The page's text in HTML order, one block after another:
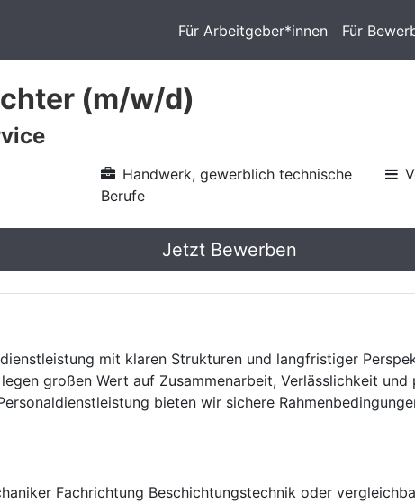
Für Arbeitgeber*innen Für
(m/w/d)
Handwerk, gewerblich technische
Berufe
Jetzt Bewerben
mit klaren Strukturen und langfristiger
großen Wert auf Zusammenarbeit, Verlässlichkeit und
bieten wir sichere
Fachrichtung Beschichtungstechnik oder